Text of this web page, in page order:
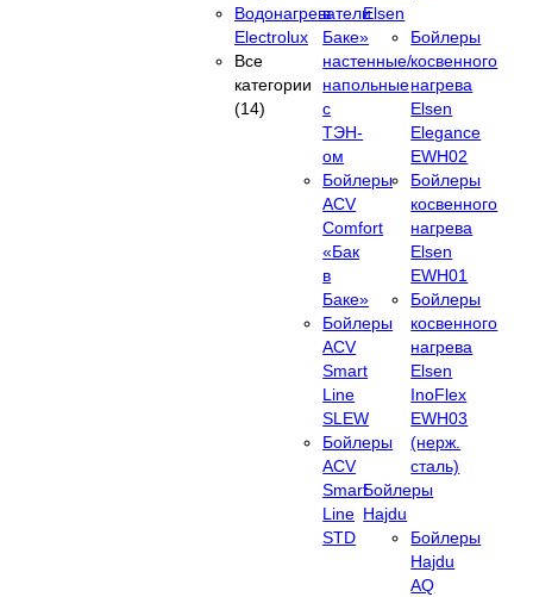
Водонагреватели
Electrolux
Все
категории
(14)
в
Баке»
настенные/
напольные
c
ТЭН-
ом
Бойлеры
ACV
Comfort
«Бак
в
Баке»
Бойлеры
ACV
Smart
Line
SLEW
Бойлеры
ACV
Smart
Line
STD
Elsen
Бойлеры
косвенного
нагрева
Elsen
Elegance
EWH02
Бойлеры
косвенного
нагрева
Elsen
EWH01
Бойлеры
косвенного
нагрева
Elsen
InoFlex
EWH03
(нерж.
сталь)
Бойлеры
Hajdu
Бойлеры
Hajdu
AQ